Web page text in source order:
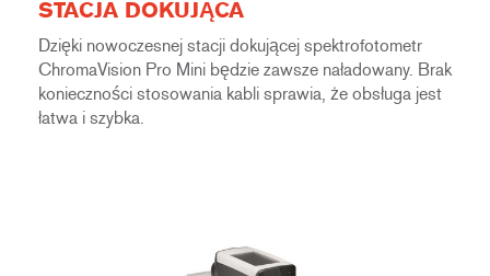
STACJA DOKUJĄCA
Dzięki nowoczesnej stacji dokującej spektrofotometr
ChromaVision Pro Mini będzie zawsze naładowany. Brak
konieczności stosowania kabli sprawia, że obsługa jest
łatwa i szybka.